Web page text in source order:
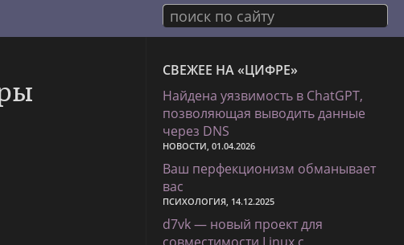
поиск по сайту
СВЕЖЕЕ НА «ЦИФРЕ»
Найдена уязвимость в ChatGPT,
позволяющая выводить данные
через DNS
НОВОСТИ, 01.04.2026
Ваш перфекционизм обманывает
вас
ПСИХОЛОГИЯ, 14.12.2025
d7vk — новый проект для